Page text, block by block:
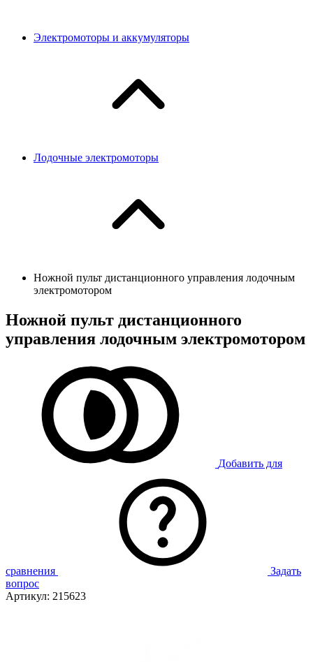
Электромоторы и аккумуляторы
Лодочные электромоторы
Ножной пульт дистанционного управления лодочным
электромотором
Ножной пульт дистанционного
управления лодочным электромотором
Добавить для
сравнения
Задать
вопрос
Артикул: 215623